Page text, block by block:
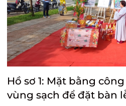
Hồ sơ 1: Mặt bằng
vùng sạch để đặt bàn